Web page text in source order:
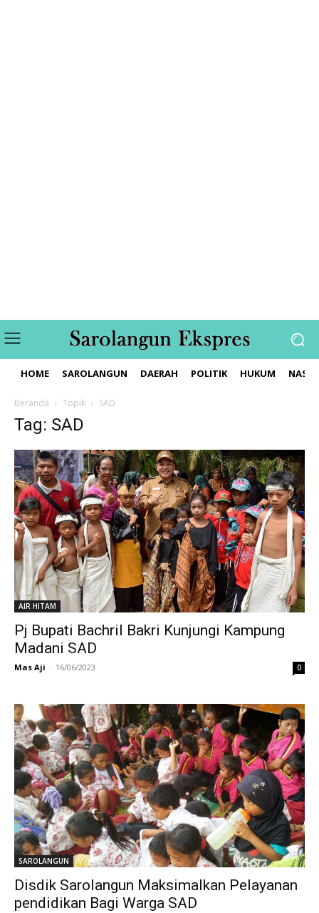
HOME SAROLANGUN DAERAH POLITIK HUKUM
Beranda Topik SAD
Tag: SAD
AIR HITAM
Pj Bupati Bachril Bakri Kunjungi Kampung
Madani SAD
Mas Aji - 16/06/2023 0
SAROLANGUN
Disdik Sarolangun Maksimalkan Pelayanan
pendidikan Bagi Warga SAD